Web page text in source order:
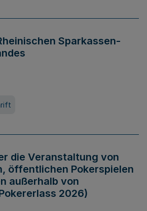
Sparkassen-
die Veranstaltung von
öffentlichen Pokerspielen
außerhalb von
2026)